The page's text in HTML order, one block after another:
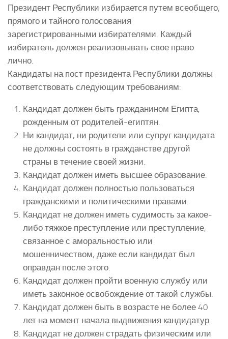
Президент Республики избирается путем всеобщего,
прямого и тайного голосования
зарегистрированными избирателями. Каждый
избиратель должен реализовывать свое право
лично.
Кандидаты на пост президента Республики должны
соответствовать следующим требованиям:
Кандидат должен быть гражданином Египта,
рожденным от родителей-египтян.
Ни кандидат, ни родители или супруг кандидата
не должны состоять в гражданстве другой
страны в течение своей жизни.
Кандидат должен иметь высшее образование.
Кандидат должен полностью пользоваться
гражданскими и политическими правами.
Кандидат не должен иметь судимость за какое-
либо тяжкое преступление или преступление,
связанное с аморальностью или
мошенничеством, даже если кандидат был
оправдан после этого.
Кандидат должен пройти военную службу или
иметь законное освобождение от такой службы.
Кандидат должен быть в возрасте не более 40
лет на момент начала выдвижения кандидатур.
Кандидат не должен страдать физическим или